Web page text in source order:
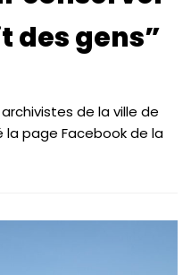
des gens”
de la ville de
page Facebook de la